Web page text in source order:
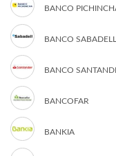
BANCO
BANCO SABADELL
BANCO
BANCOFAR
BANKIA